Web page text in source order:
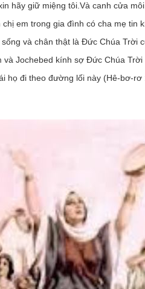
hãy giữ miệng tôi.Và canh cửa
em trong gia đình có cha mẹ tin
và chân thật là Đức Chúa Trời
và Jochebed kính sợ Đức Chúa
họ đi theo đường lối này (Hê-bơ-rơ